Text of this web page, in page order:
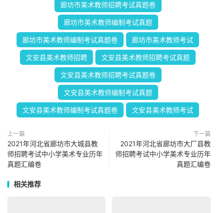
廊坊市美术教师招聘考试真题卷
廊坊市美术教师编制考试真题
廊坊市美术教师编制考试真题卷 廊坊市美术教师考试
文安县美术教师招聘 文安县美术教师招聘考试真题
文安县美术教师招聘考试真题卷
文安县美术教师编制考试真题
文安县美术教师编制考试真题卷 文安县美术教师考试
上一篇
2021年河北省廊坊市大城县教
师招聘考试中小学美术专业历年
真题汇编卷
下一篇
2021年河北省廊坊市大厂县教
师招聘考试中小学美术专业历年
真题汇编卷
相关推荐